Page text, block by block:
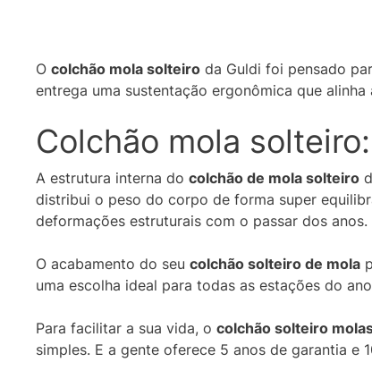
O colchão mola solteiro da Guldi foi pensado
entrega uma sustentação ergonômica que
Colchão mola
A estrutura interna do colchão de mola solteiro
distribui o peso do corpo de forma super
deformações estruturais com o passar dos anos.
O acabamento do seu colchão solteiro de mola
uma escolha ideal para todas as estações do
Para facilitar a sua vida, o colchão solteiro
simples. E a gente oferece 5 anos de garantia e